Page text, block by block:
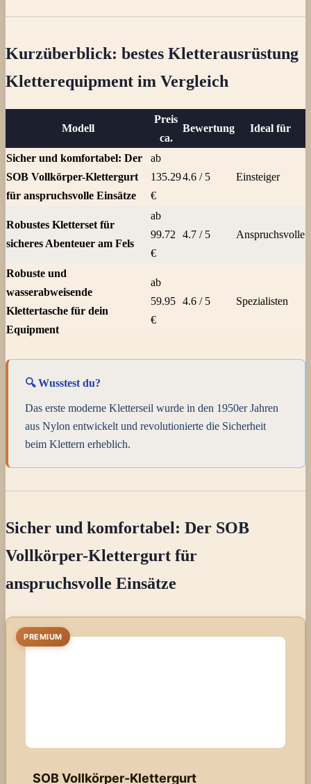
Kurzüberblick: bestes Kletterausrüstung
Kletterequipment im Vergleich
Modell
Preis
ca.
Bewertung Ideal für
Sicher und komfortabel: Der
SOB Vollkörper-Klettergurt
für anspruchsvolle Einsätze
ab
135.29
€
4.6 / 5 Einsteiger
Robustes Kletterset für
sicheres Abenteuer am Fels
ab
99.72
€
4.7 / 5 Anspruchsvolle
Robuste und
wasserabweisende
Klettertasche für dein
Equipment
ab
59.95
€
4.6 / 5 Spezialisten
🔍 Wusstest du?
Das erste moderne Kletterseil wurde in den 1950er Jahren
aus Nylon entwickelt und revolutionierte die Sicherheit
beim Klettern erheblich.
Sicher und komfortabel: Der SOB
Vollkörper-Klettergurt für
anspruchsvolle Einsätze
PREMIUM
SOB Vollkörper-Klettergurt